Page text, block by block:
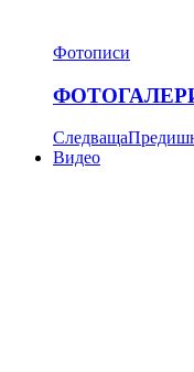
Фотописи
Следваща
Видео